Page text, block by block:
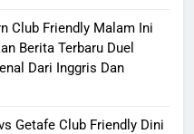
Club Friendly Malam Ini
Berita Terbaru Duel
Dari Inggris Dan
Getafe Club Friendly Dini